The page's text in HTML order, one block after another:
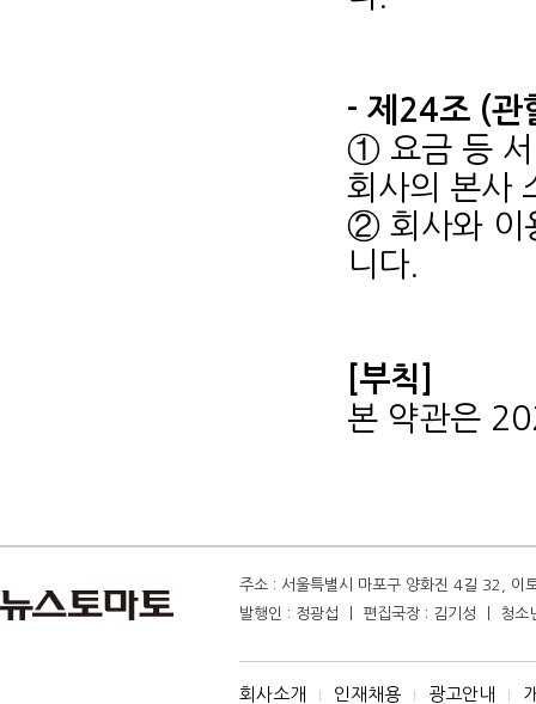
- 제24조 (관
① 요금 등 서
회사의 본사
② 회사와 이
니다.
[부칙]
본 약관은
주소 : 서울특별시 마포구 양화진 4길 32,
발행인 : 정광섭 ㅣ 편집국장 : 김기성 ㅣ
회사소개 I 인재채용 I 광고안내 I